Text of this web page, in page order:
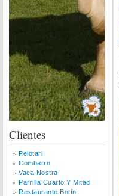
Clientes
Pelotari
Combarro
Vaca Nostra
Parrilla Cuarto Y Mitad
Restaurante Botín